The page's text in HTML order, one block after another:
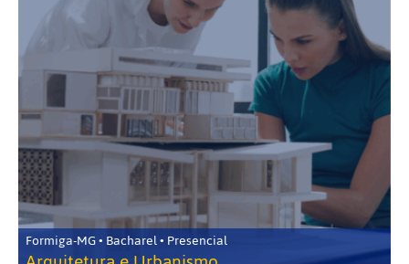
Formiga-MG • Bacharel • Presencial